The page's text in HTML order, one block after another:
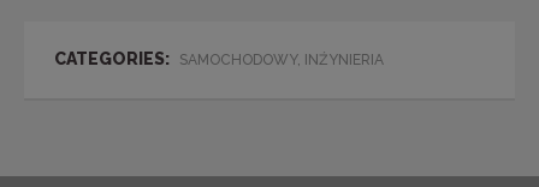
CATEGORIES: SAMOCHODOWY, INŹYNIERIA